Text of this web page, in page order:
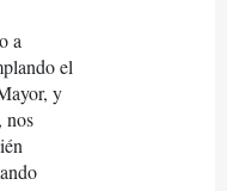
a
el
y
nos